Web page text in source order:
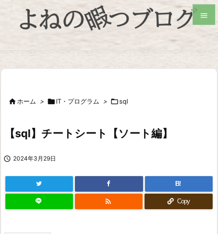

ホーム > IT・プログラム > sql
【sql】チートシート【ソート編】
 2024年3月29日
B!
 Copy